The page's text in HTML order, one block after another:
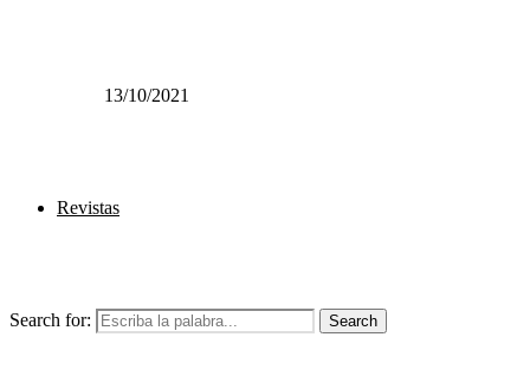
13/10/2021
Revistas
Search for: Search